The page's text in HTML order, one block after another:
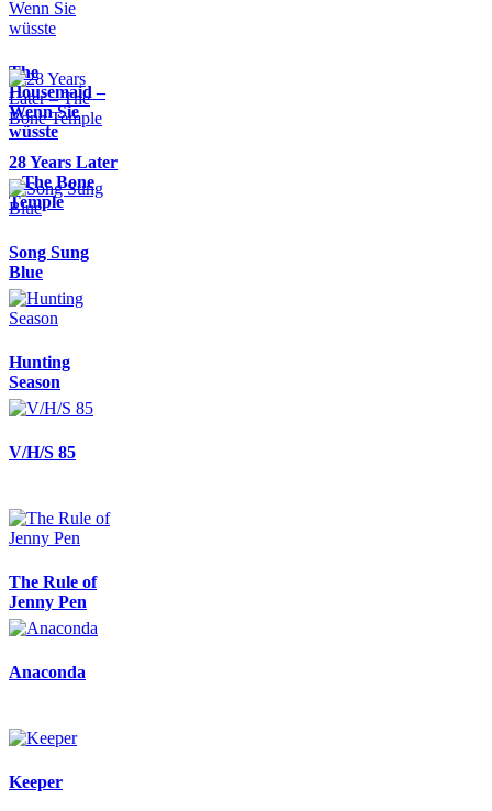
The
Housemaid –
Wenn Sie
wüsste
28 Years Later
– The Bone
Temple
Song Sung
Blue
Hunting
Season
V/H/S 85
The Rule of
Jenny Pen
Anaconda
Keeper